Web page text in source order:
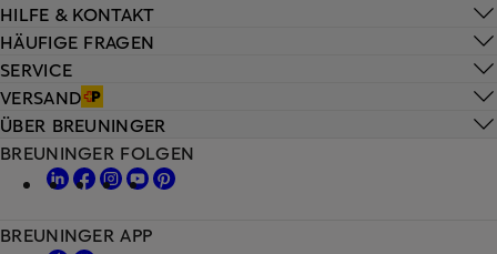
HILFE & KONTAKT
HÄUFIGE FRAGEN
SERVICE
VERSAND
ÜBER BREUNINGER
BREUNINGER FOLGEN
BREUNINGER APP